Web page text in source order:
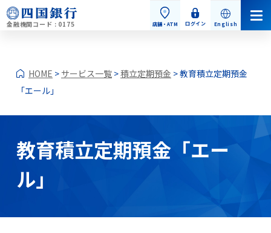
金融機関コード : 0175
個人のお客さま
店舗・ATM English
ログイン
HOME > サービス一覧 >積立定期預金 > 教育積立定期預金
「エール」
教育積立定期預金「エー
ル」